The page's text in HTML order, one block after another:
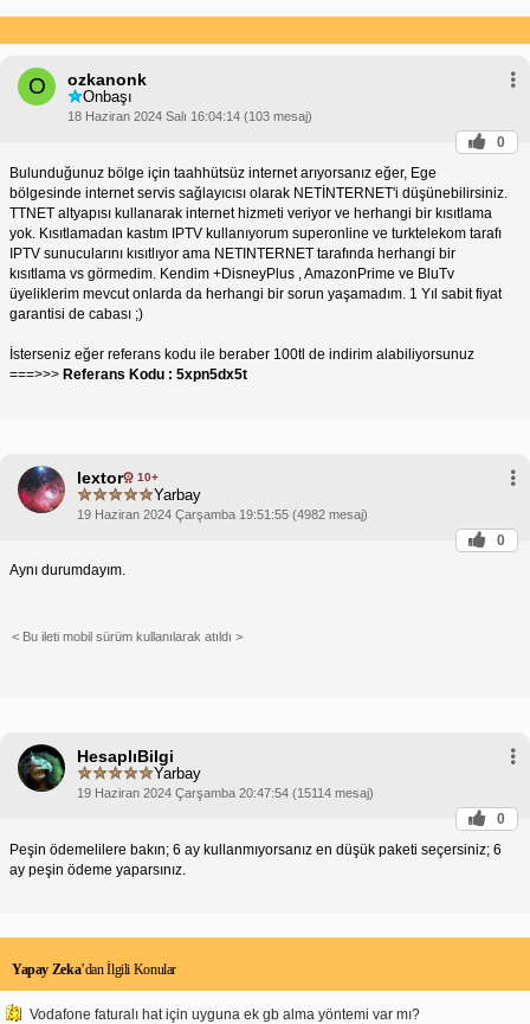
O ozkanonk
Onbaşı
18 Haziran 2024 Salı 16:04:14 (103 mesaj)
0
Bulunduğunuz bölge için taahhütsüz internet arıyorsanız eğer, Ege
bölgesinde internet servis sağlayıcısı olarak NETİNTERNET'i düşünebilirsiniz.
TTNET altyapısı kullanarak internet hizmeti veriyor ve herhangi bir kısıtlama
yok. Kısıtlamadan kastım IPTV kullanıyorum superonline ve turktelekom tarafı
IPTV sunucularını kısıtlıyor ama NETINTERNET tarafında herhangi bir
kısıtlama vs görmedim. Kendim +DisneyPlus , AmazonPrime ve BluTv
üyeliklerim mevcut onlarda da herhangi bir sorun yaşamadım. 1 Yıl sabit fiyat
garantisi de cabası ;)
İsterseniz eğer referans kodu ile beraber 100tl de indirim alabiliyorsunuz
===>>> Referans Kodu : 5xpn5dx5t
lextor 10+
Yarbay
19 Haziran 2024 Çarşamba 19:51:55 (4982 mesaj)
0
Aynı durumdayım.
< Bu ileti mobil sürüm kullanılarak atıldı >
HesaplıBilgi
Yarbay
19 Haziran 2024 Çarşamba 20:47:54 (15114 mesaj)
0
Peşin ödemelilere bakın; 6 ay kullanmıyorsanız en düşük paketi seçersiniz; 6
ay peşin ödeme yaparsınız.
Yapay Zeka’dan İlgili Konular
Vodafone faturalı hat için uyguna ek gb alma yöntemi var mı?